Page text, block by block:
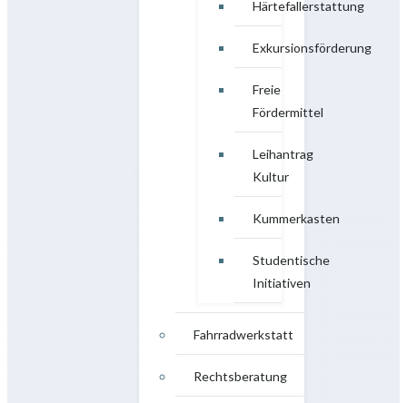
Härtefallerstattung
Exkursionsförderung
Freie
Fördermittel
Leihantrag
Kultur
Kummerkasten
Studentische
Initiativen
Fahrradwerkstatt
Rechtsberatung